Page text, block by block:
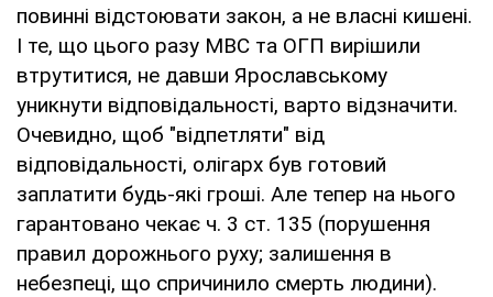
повинні відстоювати закон, а не власні кишені.
І те, що цього разу МВС та ОГП вирішили
втрутитися, не давши Ярославському
уникнути відповідальності, варто відзначити.
Очевидно, щоб "відпетляти" від
відповідальності, олігарх був готовий
заплатити будь-які гроші. Але тепер на нього
гарантовано чекає ч. 3 ст. 135 (порушення
правил дорожнього руху; залишення в
небезпеці, що спричинило смерть людини).